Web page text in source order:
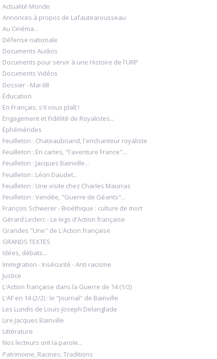
Actualité Monde
Annonces à propos de Lafautearousseau
Au Cinéma...
Défense nationale
Documents Audios
Documents pour servir à une Histoire de l'URP
Documents Vidéos
Dossier - Mai 68
Éducation
En Français, s'il vous plaît !
Engagement et Fidélité de Royalistes...
Éphémérides
Feuilleton : Chateaubriand, l'enchanteur royaliste
Feuilleton : En cartes, "l'aventure France"...
Feuilleton : Jacques Bainville...
Feuilleton : Léon Daudet...
Feuilleton : Une visite chez Charles Maurras
Feuilleton : Vendée, "Guerre de Géants"...
François Schwerer - Bioéthique : culture de mort
Gérard Leclerc - Le legs d'Action française
Grandes "Une" de L'Action française
GRANDS TEXTES
Idées, débats...
Immigration - Insécurité - Anti racisme
Justice
L'Action française dans la Guerre de 14 (1/2)
L'AF en 14 (2/2) : le "Journal" de Bainville
Les Lundis de Louis-Joseph Delanglade
Lire Jacques Bainville
Littérature
Nos lecteurs ont la parole...
Patrimoine, Racines, Traditions